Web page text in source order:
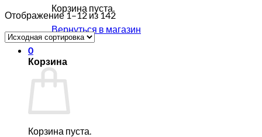
Корзина пуста.
Вернуться в магазин
0
Корзина
Корзина пуста.
Отображение 1–12 из 142